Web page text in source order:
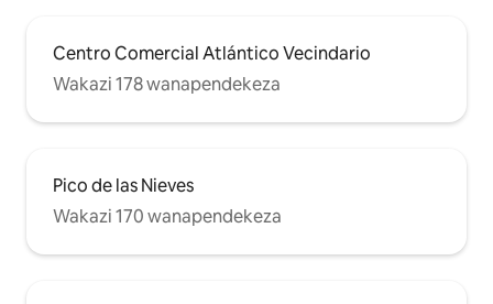
Centro Comercial Atlántico Vecindario
Wakazi 178 wanapendekeza
Pico de las Nieves
Wakazi 170 wanapendekeza